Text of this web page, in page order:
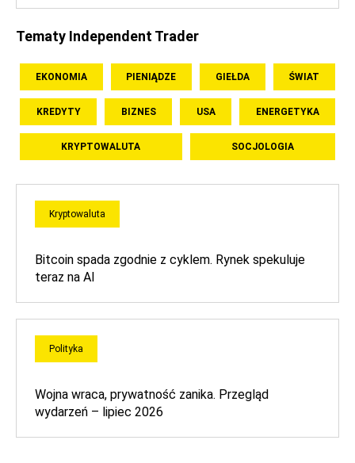
Tematy Independent Trader
EKONOMIA PIENIĄDZE GIEŁDA ŚWIAT
KREDYTY BIZNES USA ENERGETYKA
KRYPTOWALUTA SOCJOLOGIA
Kryptowaluta
Bitcoin spada zgodnie z cyklem. Rynek spekuluje
teraz na AI
Polityka
Wojna wraca, prywatność zanika. Przegląd
wydarzeń – lipiec 2026